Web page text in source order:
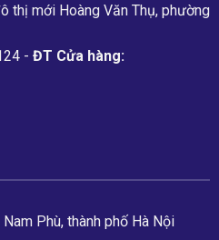
thị mới Hoàng Văn Thụ, phường
- ĐT Cửa hàng:
Phù, thành phố Hà Nội